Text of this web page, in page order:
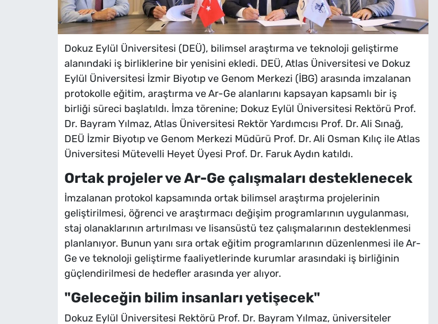
Dokuz Eylül Üniversitesi (DEÜ), bilimsel araştırma ve teknoloji geliştirme
alanındaki iş birliklerine bir yenisini ekledi. DEÜ, Atlas Üniversitesi ve Dokuz
Eylül Üniversitesi İzmir Biyotıp ve Genom Merkezi (İBG) arasında imzalanan
protokolle eğitim, araştırma ve Ar-Ge alanlarını kapsayan kapsamlı bir iş
birliği süreci başlatıldı. İmza törenine; Dokuz Eylül Üniversitesi Rektörü Prof.
Dr. Bayram Yılmaz, Atlas Üniversitesi Rektör Yardımcısı Prof. Dr. Ali Sınağ,
DEÜ İzmir Biyotıp ve Genom Merkezi Müdürü Prof. Dr. Ali Osman Kılıç ile Atlas
Üniversitesi Mütevelli Heyet Üyesi Prof. Dr. Faruk Aydın katıldı.
Ortak projeler ve Ar-Ge çalışmaları desteklenecek
İmzalanan protokol kapsamında ortak bilimsel araştırma projelerinin
geliştirilmesi, öğrenci ve araştırmacı değişim programlarının uygulanması,
staj olanaklarının artırılması ve lisansüstü tez çalışmalarının desteklenmesi
planlanıyor. Bunun yanı sıra ortak eğitim programlarının düzenlenmesi ile Ar-
Ge ve teknoloji geliştirme faaliyetlerinde kurumlar arasındaki iş birliğinin
güçlendirilmesi de hedefler arasında yer alıyor.
"Geleceğin bilim insanları yetişecek"
Dokuz Eylül Üniversitesi Rektörü Prof. Dr. Bayram Yılmaz, üniversiteler